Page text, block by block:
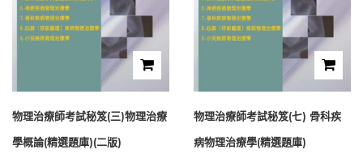
物理治療師考試秘笈(三)物理治療
學概論(精選題庫)(二版)
物理治療師考試秘笈(七) 骨科疾
病物理治療學(精選題庫)